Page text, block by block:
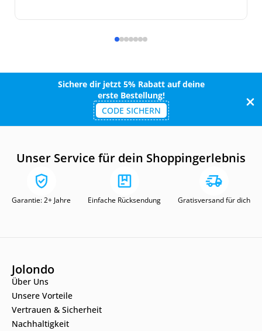
Sichere dir jetzt 5% Rabatt auf deine
erste Bestellung!
CODE SICHERN
Unser Service für dein Shoppingerlebnis
Garantie: 2+ Jahre Einfache Rücksendung Gratisversand für dich
Jolondo
Über Uns
Unsere Vorteile
Vertrauen & Sicherheit
Nachhaltigkeit